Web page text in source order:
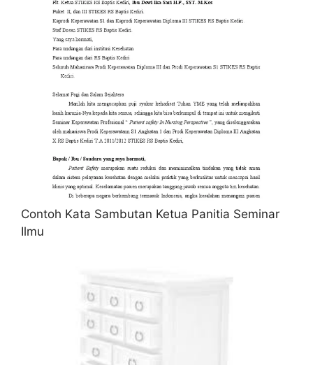
Contoh Kata Sambutan Ketua Panitia Seminar
Ilmu